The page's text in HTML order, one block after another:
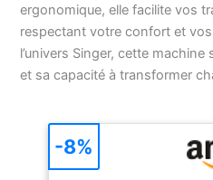
ergonomique, elle facilite vos
respectant votre confort et
l’univers Singer, cette
et sa capacité à transformer
-8%